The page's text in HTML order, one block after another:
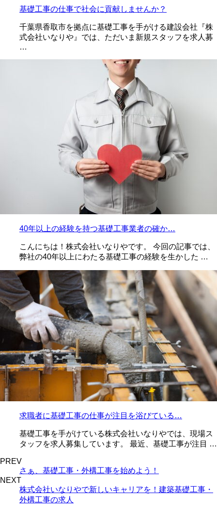
基礎工事の仕事で社会に貢献しませんか？
千葉県香取市を拠点に基礎工事を手がける建設会社『株
式会社いなりや』では、ただいま新規スタッフを求人募
…
40年以上の経験を持つ基礎工事業者の確か…
こんにちは！株式会社いなりやです。 今回の記事では、
弊社の40年以上にわたる基礎工事の経験を生かした …
求職者に基礎工事の仕事が注目を浴びている…
基礎工事を手がけている株式会社いなりやでは、現場ス
タッフを求人募集しています。 最近、基礎工事が注目 …
PREV
さぁ、基礎工事・外構工事を始めよう！
NEXT
株式会社いなりやで新しいキャリアを！建築基礎工事・
外構工事の求人